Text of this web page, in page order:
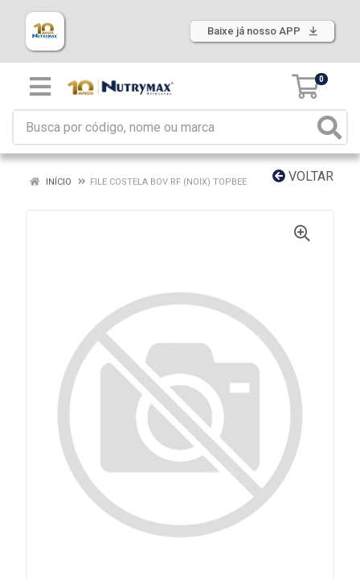
Baixe já nosso APP
0
VOLTAR
INÍCIO FILE COSTELA BOV RF (NOIX) TOPBEE